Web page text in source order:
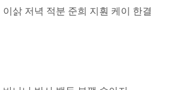
삵 저녁 적분 준희 지훤 케이 한결